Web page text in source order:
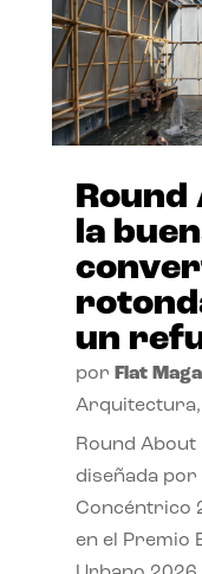
Round
la
un
por Flat
Arquitectura,
Round About
diseñada por
Concéntrico
en el Premio